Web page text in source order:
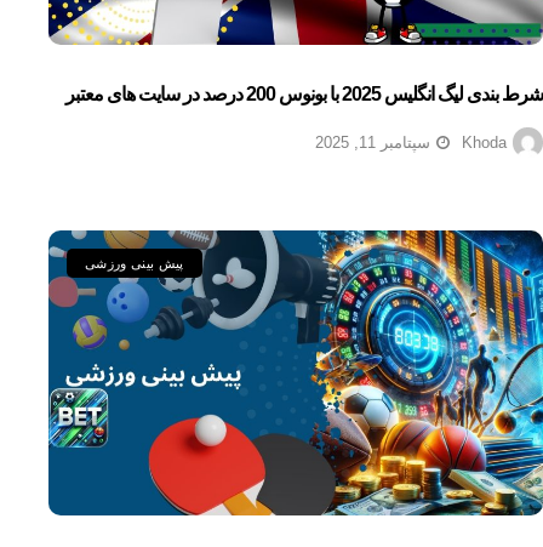
شرط بندی لیگ انگلیس 2025 با بونوس 200 درصد در سایت های معتبر
Khoda سپتامبر 11, 2025
پیش بینی ورزشی